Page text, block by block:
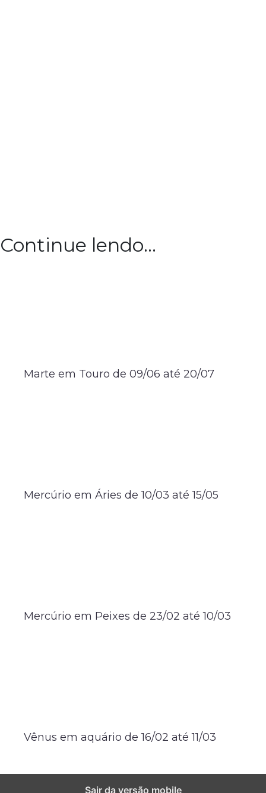
Continue lendo...
Marte em Touro de 09/06 até 20/07
Mercúrio em Áries de 10/03 até 15/05
Mercúrio em Peixes de 23/02 até 10/03
Vênus em aquário de 16/02 até 11/03
Sair da versão mobile